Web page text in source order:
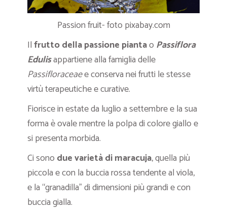
Passion fruit- foto pixabay.com
Ilfrutto della passione piantao Passiflora
Edulisappartiene alla famiglia delle
Passifloraceaee conserva nei frutti le stesse
virtù terapeutiche e curative.
Fiorisce in estate da luglio a settembre e la sua
forma è ovale mentre la polpa di colore giallo e
si presenta morbida.
Ci sono due varietà di maracuja, quella più
piccola e con la buccia rossa tendente al viola,
e la “granadilla” di dimensioni più grandi e con
buccia gialla.